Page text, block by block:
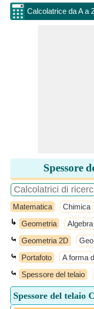
Calcolatrice da A a
Spessore
Matematica Chimica
↳ Geometria Algebra
⤿ Geometria 2D
⤿ Portafoto A forma
⤿ Spessore del telaio
Spessore del telaio